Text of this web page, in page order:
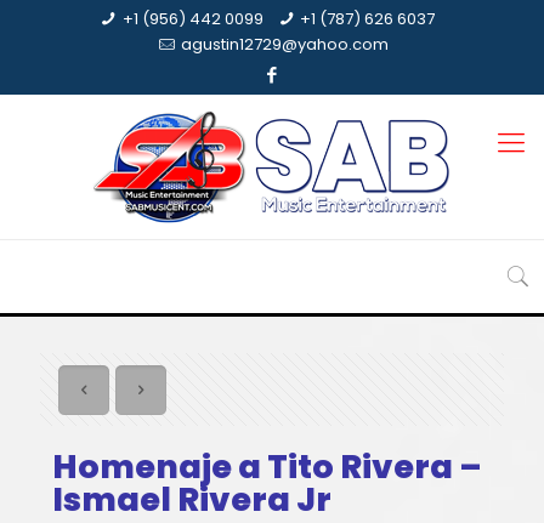
+1 (956) 442 0099
+1 (787) 626 6037
agustin12729@yahoo.com
Homenaje a Tito Rivera –
Ismael Rivera Jr